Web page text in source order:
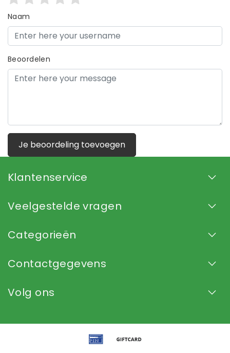
Naam
Beoordelen
Je beoordeling toevoegen
Klantenservice
Veelgestelde vragen
Categorieën
Contactgegevens
Volg ons